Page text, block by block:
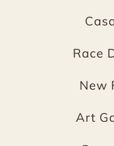
Race
New
Art